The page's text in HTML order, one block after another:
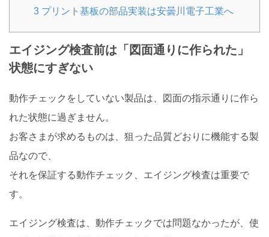
3 プリント基板の部品実装は安曇川電子工業へ
エイジング検査前は「図面通りに作られた」
状態にすぎない
動作チェックをしていない製品は、図面の指示通りに作ら
れた状態に過ぎません。
お客さまが求めるものは、狙った品質どおりに機能する製
品なので、
それを保証する動作チェック、エイジング検査は重要で
す。
エイジング検査は、動作チェックでは問題なかったが、使